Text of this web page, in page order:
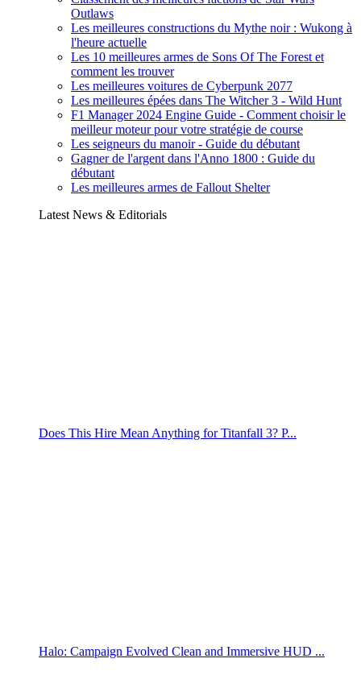
Outlaws
Les meilleures constructions du Mythe noir : Wukong à
l'heure actuelle
Les 10 meilleures armes de Sons Of The Forest et
comment les trouver
Les meilleures voitures de Cyberpunk 2077
Les meilleures épées dans The Witcher 3 - Wild Hunt
F1 Manager 2024 Engine Guide - Comment choisir le
meilleur moteur pour votre stratégie de course
Les seigneurs du manoir - Guide du débutant
Gagner de l'argent dans l'Anno 1800 : Guide du
débutant
Les meilleures armes de Fallout Shelter
Latest News & Editorials
Does This Hire Mean Anything for Titanfall 3? P...
Halo: Campaign Evolved Clean and Immersive HUD ...